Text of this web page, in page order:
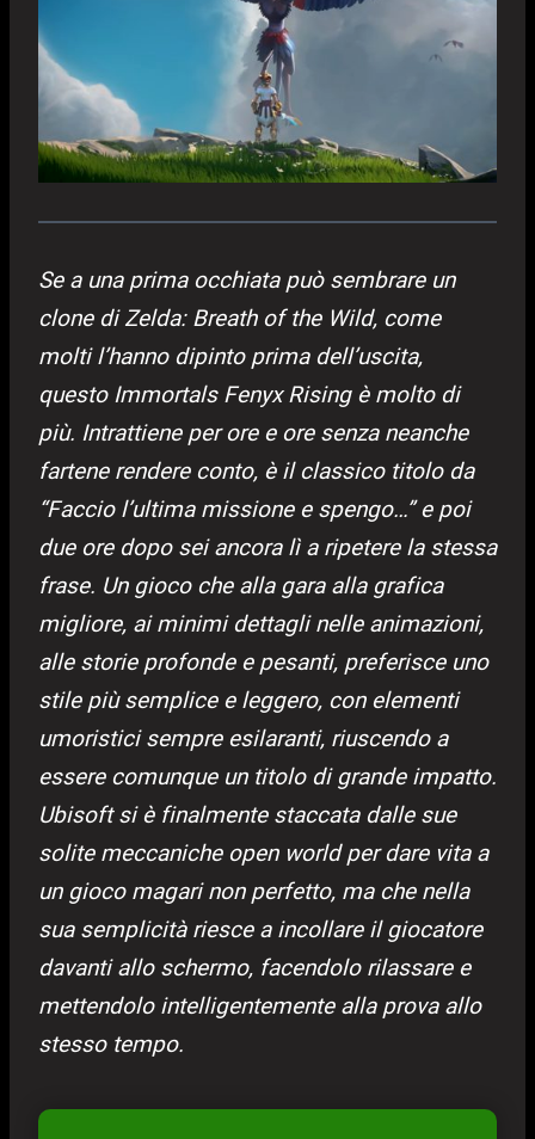
Se a una prima occhiata può sembrare un
clone di Zelda: Breath of the Wild, come
molti l’hanno dipinto prima dell’uscita,
questo Immortals Fenyx Rising è molto di
più. Intrattiene per ore e ore senza neanche
fartene rendere conto, è il classico titolo da
“Faccio l’ultima missione e spengo…” e poi
due ore dopo sei ancora lì a ripetere la stessa
frase. Un gioco che alla gara alla grafica
migliore, ai minimi dettagli nelle animazioni,
alle storie profonde e pesanti, preferisce uno
stile più semplice e leggero, con elementi
umoristici sempre esilaranti, riuscendo a
essere comunque un titolo di grande impatto.
Ubisoft si è finalmente staccata dalle sue
solite meccaniche open world per dare vita a
un gioco magari non perfetto, ma che nella
sua semplicità riesce a incollare il giocatore
davanti allo schermo, facendolo rilassare e
mettendolo intelligentemente alla prova allo
stesso tempo.